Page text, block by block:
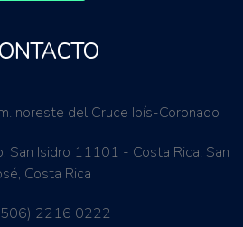
noreste del Cruce Ipís-Coronado
San Isidro 11101 - Costa Rica. San
Costa Rica
2216 0222